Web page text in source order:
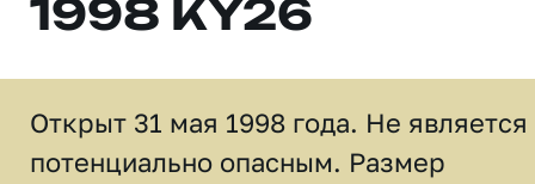
1998 KY26
Открыт 31 мая 1998 года. Не является
потенциально опасным. Размер